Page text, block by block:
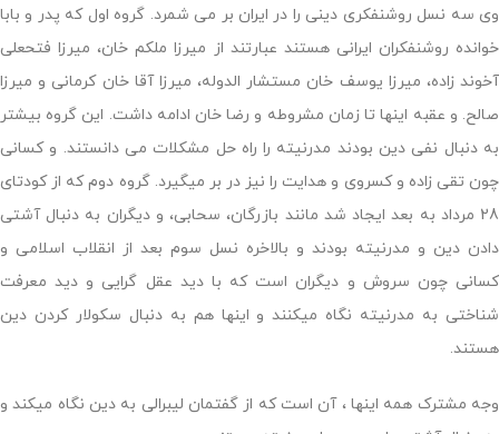
وی سه نسل روشنفکری دینی را در ایران بر می شمرد. گروه اول که پدر و بابا
خوانده روشنفکران ایرانی هستند عبارتند از میرزا ملکم خان، میرزا فتحعلی
آخوند زاده، میرزا یوسف خان مستشار الدوله، میرزا آقا خان کرمانی و میرزا
صالح. و عقبه اینها تا زمان مشروطه و رضا خان ادامه داشت. این گروه بیشتر
به دنبال نفی دین بودند مدرنیته را راه حل مشکلات می دانستند. و کسانی
چون تقی زاده و کسروی و هدایت را نیز در بر میگیرد. گروه دوم که از کودتای
28 مرداد به بعد ایجاد شد مانند بازرگان، سحابی، و دیگران به دنبال آشتی
دادن دین و مدرنیته بودند و بالاخره نسل سوم بعد از انقلاب اسلامی و
کسانی چون سروش و دیگران است که با دید عقل گرایی و دید معرفت
شناختی به مدرنیته نگاه میکنند و اینها هم به دنبال سکولار کردن دین
هستند.
وجه مشترک همه اینها ، آن است که از گفتمان لیبرالی به دین نگاه میکند و